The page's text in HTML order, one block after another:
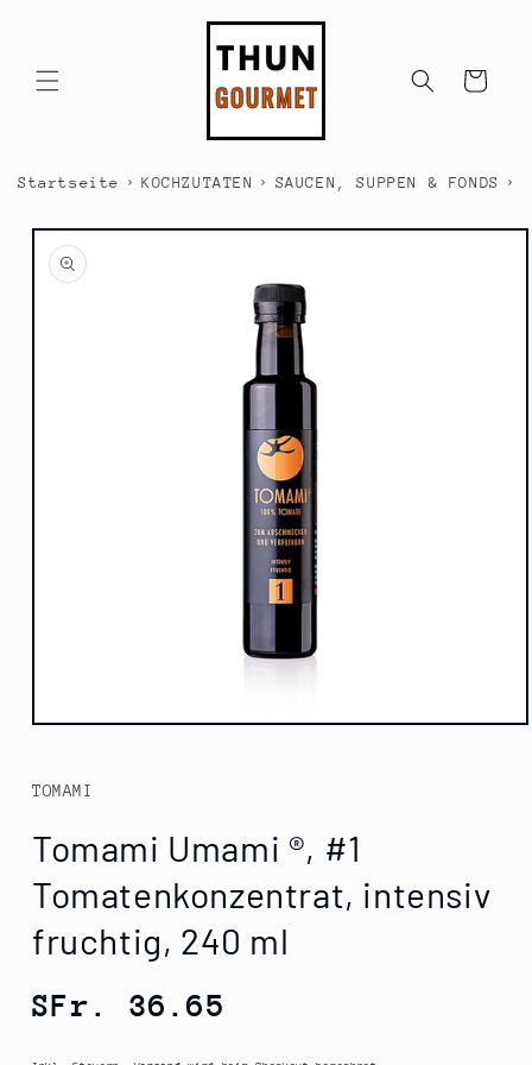
Warenkorb
Startseite › KOCHZUTATEN › SAUCEN, SUPPEN & FONDS ›
Medien
Modal
öffnen
TOMAMI
Tomami Umami ®, #1
Tomatenkonzentrat, intensiv
fruchtig, 240 ml
Normaler
SFr. 36.65